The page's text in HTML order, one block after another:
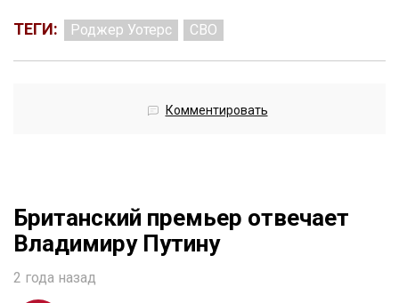
ТЕГИ: Роджер Уотерс СВО
Комментировать
Британский премьер отвечает
Владимиру Путину
2 года назад